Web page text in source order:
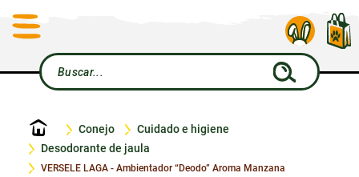
Inicio Conejo
Cuidado e higiene
Desodorante de jaula
VERSELE LAGA - Ambientador “Deodo” Aroma Manzana